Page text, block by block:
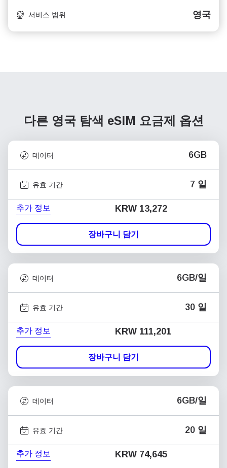
서비스 범위 영국
다른 영국 탐색 eSIM 요금제 옵션
데이터 6GB
유효 기간 7 일
추가 정보 KRW 13,272
장바구니 담기
데이터 6GB/일
유효 기간 30 일
추가 정보 KRW 111,201
장바구니 담기
데이터 6GB/일
유효 기간 20 일
추가 정보 KRW 74,645